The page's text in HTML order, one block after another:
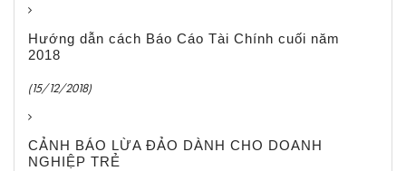
Hướng dẫn cách Báo Cáo Tài Chính cuối năm
2018
(15/12/2018)
CẢNH BÁO LỪA ĐẢO DÀNH CHO DOANH
NGHIỆP TRẺ